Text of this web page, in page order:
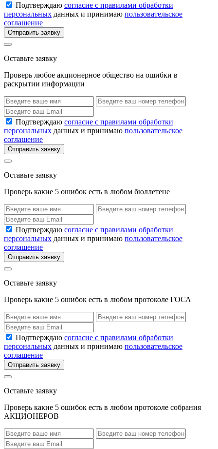
Подтверждаю согласие с правилами обработки
персональных данных и принимаю пользовательское
соглашение
Отправить заявку
Оставьте заявку
Проверь любое акционерное общество на ошибки в
раскрытии информации
Подтверждаю согласие с правилами обработки
персональных данных и принимаю пользовательское
соглашение
Отправить заявку
Оставьте заявку
Проверь какие 5 ошибок есть в любом бюллетене
Подтверждаю согласие с правилами обработки
персональных данных и принимаю пользовательское
соглашение
Отправить заявку
Оставьте заявку
Проверь какие 5 ошибок есть в любом протоколе ГОСА
Подтверждаю согласие с правилами обработки
персональных данных и принимаю пользовательское
соглашение
Отправить заявку
Оставьте заявку
Проверь какие 5 ошибок есть в любом протоколе собрания
АКЦИОНЕРОВ